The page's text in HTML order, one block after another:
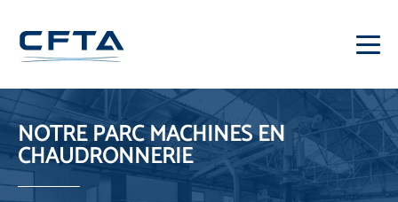
NOTRE PARC MACHINESEN
CHAUDRONNERIE